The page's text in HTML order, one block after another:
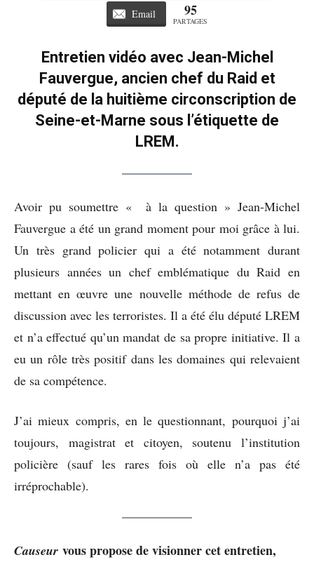
Email 95
PARTAGES
Entretien vidéo avec Jean-Michel
Fauvergue, ancien chef du Raid et
député de la huitième circonscription de
Seine-et-Marne sous l’étiquette de
LREM.
Avoir pu soumettre « à la question » Jean-Michel
Fauvergue a été un grand moment pour moi grâce à lui.
Un très grand policier qui a été notamment durant
plusieurs années un chef emblématique du Raid en
mettant en œuvre une nouvelle méthode de refus de
discussion avec les terroristes. Il a été élu député LREM
et n’a effectué qu’un mandat de sa propre initiative. Il a
eu un rôle très positif dans les domaines qui relevaient
de sa compétence.
J’ai mieux compris, en le questionnant, pourquoi j’ai
toujours, magistrat et citoyen, soutenu l’institution
policière (sauf les rares fois où elle n’a pas été
irréprochable).
Causeur vous propose de visionner cet entretien,